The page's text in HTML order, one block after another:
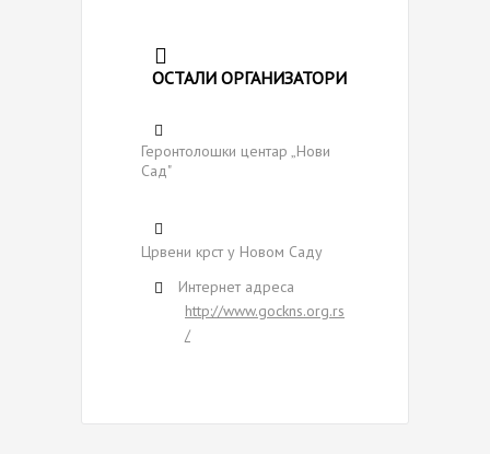
ОСТАЛИ ОРГАНИЗАТОРИ
Геронтолошки центар „Нови
Сад"
Црвени крст у Новом Саду
Интернет адреса
http://www.gockns.org.rs
/